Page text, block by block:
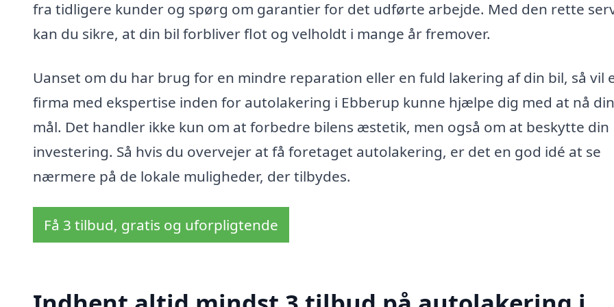
fra tidligere kunder og spørg om garantier for det udførte arbejde. Med den rette
kan du sikre, at din bil forbliver flot og velholdt i mange år fremover.
Uanset om du har brug for en mindre reparation eller en fuld lakering af din bil, så vil
firma med ekspertise inden for autolakering i Ebberup kunne hjælpe dig med at nå
mål. Det handler ikke kun om at forbedre bilens æstetik, men også om at beskytte din
investering. Så hvis du overvejer at få foretaget autolakering, er det en god idé at se
nærmere på de lokale muligheder, der tilbydes.
Få 3 tilbud, gratis og uforpligtende